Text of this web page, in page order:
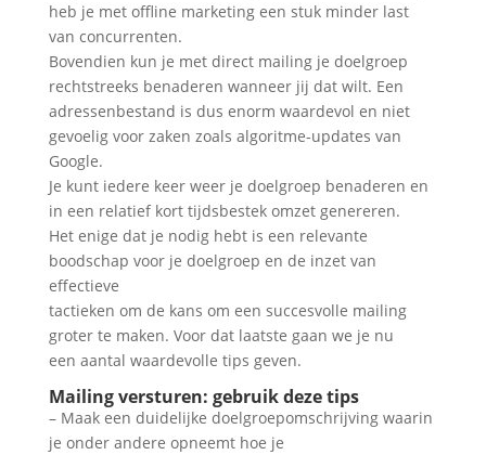
heb je met offline marketing een stuk minder last
van concurrenten.
Bovendien kun je met direct mailing je doelgroep
rechtstreeks benaderen wanneer jij dat wilt. Een
adressenbestand is dus enorm waardevol en niet
gevoelig voor zaken zoals algoritme-updates van
Google.
Je kunt iedere keer weer je doelgroep benaderen en
in een relatief kort tijdsbestek omzet genereren.
Het enige dat je nodig hebt is een relevante
boodschap voor je doelgroep en de inzet van
effectieve
tactieken om de kans om een succesvolle mailing
groter te maken. Voor dat laatste gaan we je nu
een aantal waardevolle tips geven.
Mailing versturen: gebruik deze tips
– Maak een duidelijke doelgroepomschrijving waarin
je onder andere opneemt hoe je